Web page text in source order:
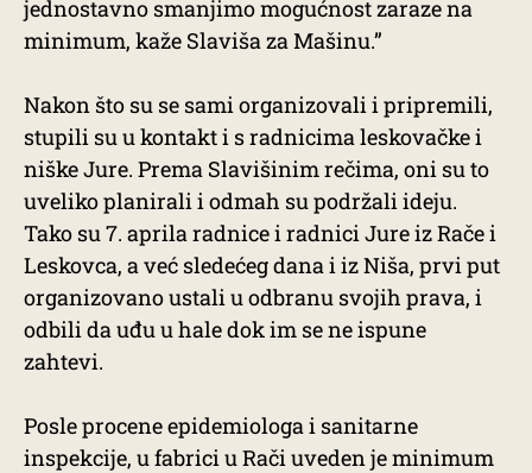
jednostavno smanjimo mogućnost zaraze na
minimum, kaže Slaviša za Mašinu.”
Nakon što su se sami organizovali i pripremili,
stupili su u kontakt i s radnicima leskovačke i
niške Jure. Prema Slavišinim rečima, oni su to
uveliko planirali i odmah su podržali ideju.
Tako su 7. aprila radnice i radnici Jure iz Rače i
Leskovca, a već sledećeg dana i iz Niša, prvi put
organizovano ustali u odbranu svojih prava, i
odbili da uđu u hale dok im se ne ispune
zahtevi.
Posle procene epidemiologa i sanitarne
inspekcije, u fabrici u Rači uveden je minimum